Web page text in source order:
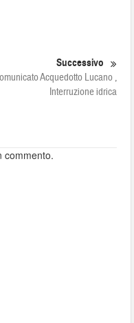
Successivo
Acquedotto Lucano ,
Interruzione idrica
commento.